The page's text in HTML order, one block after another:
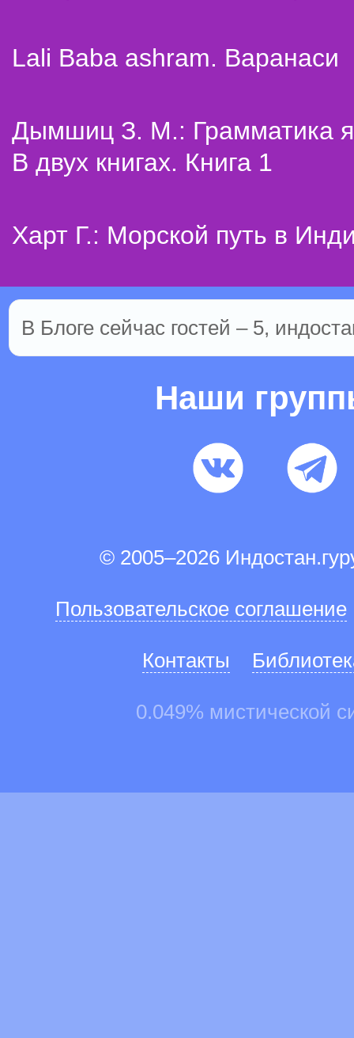
Lali Baba ashram. Варанаси
Дымшиц З. М.: Грамматика
В двух книгах. Книга 1
Харт Г.: Морской путь в
В Блоге сейчас гостей – 5,
Наши
© 2005–2026
Пользовательское соглашение
Контакты
0.049% мистической